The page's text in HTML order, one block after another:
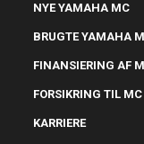
NYE YAMAHA MC
BRUGTE YAMAHA
FINANSIERING AF
​FORSIKRING TIL MC
KARRIERE